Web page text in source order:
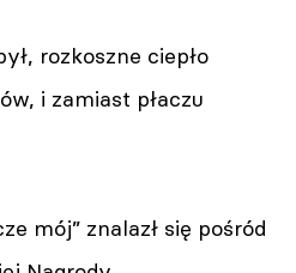
rozkoszne ciepło
i zamiast płaczu
mój” znalazł się pośród